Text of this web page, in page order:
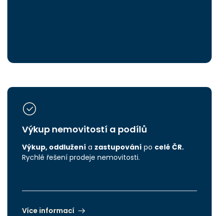
Výkup nemovitostí a podílů
Výkup, oddlužení a zastupování po celé ČR.
Rychlé řešení prodeje nemovitosti.
Více informací